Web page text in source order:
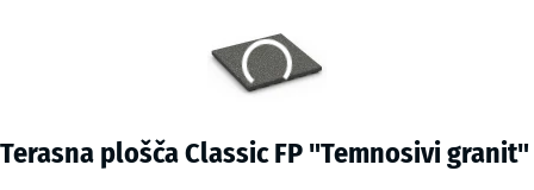
Terasna plošča Classic FP "Temnosivi granit"